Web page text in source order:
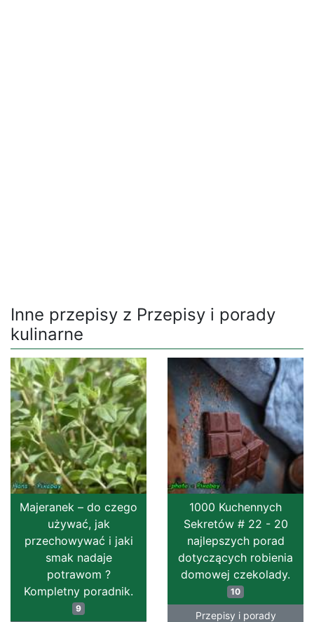
Inne przepisy z Przepisy i porady
kulinarne
Majeranek – do czego
używać, jak
przechowywać i jaki
smak nadaje
potrawom ?
Kompletny poradnik.
9
1000 Kuchennych
Sekretów # 22 - 20
najlepszych porad
dotyczących robienia
domowej czekolady.
10
Przepisy i porady